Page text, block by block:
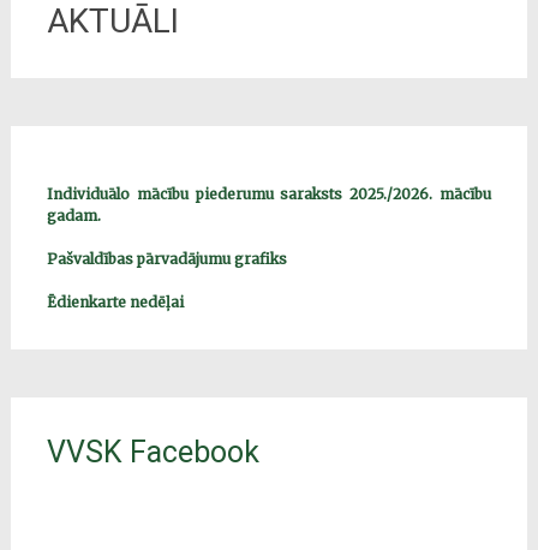
AKTUĀLI
Individuālo mācību piederumu saraksts 2025./2026. mācību
gadam.
Pašvaldības pārvadājumu grafiks
Ēdienkarte nedēļai
VVSK Facebook